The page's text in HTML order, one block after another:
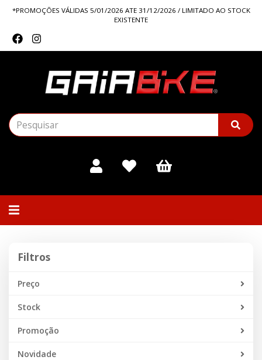
*PROMOÇÕES VÁLIDAS 5/01/2026 ATE 31/12/2026 / LIMITADO AO STOCK
EXISTENTE
Alternar
Filtros
Preço
Stock
Promoção
Novidade